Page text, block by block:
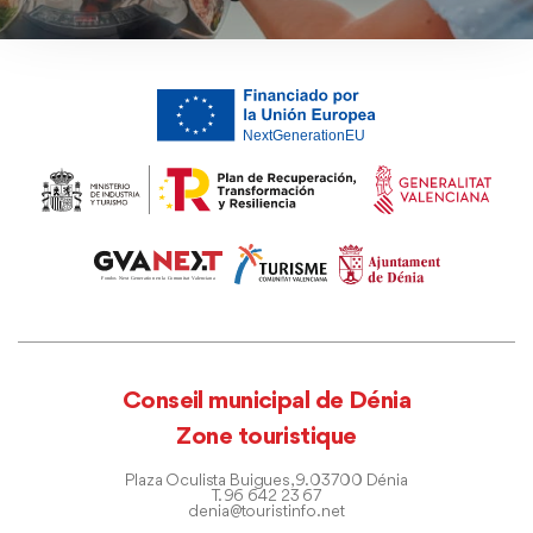
Conseil municipal de Dénia
Zone touristique
Plaza Oculista Buigues, 9. 03700 Dénia
T. 96 642 23 67
denia@touristinfo.net